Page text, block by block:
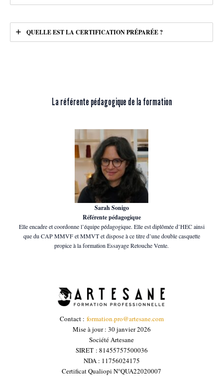
QUELLE EST LA CERTIFICATION PRÉPARÉE ?
La référente pédagogique de la formation
Sarah Sonigo
Référente pédagogique
Elle encadre et coordonne l’équipe pédagogique. Elle est diplômée d’HEC ainsi
que du CAP MMVF et MMVT et dispose à ce titre d’une double casquette
propice à la formation Essayage Retouche Vente.
Contact : formation.pro@artesane.com
Mise à jour : 30 janvier 2026
Société Artesane
SIRET : 81455757500036
NDA : 11756024175
Certificat Qualiopi N°QUA22020007